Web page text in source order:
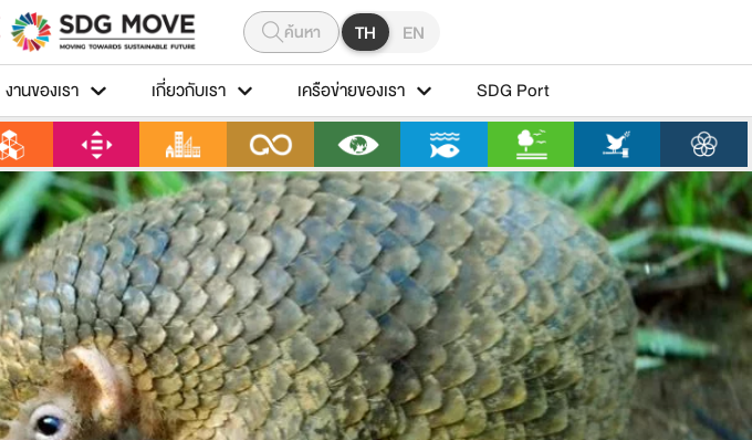
ค้นหา TH EN
งานของเรา เกี่ยวกับเรา เครือข่ายของเรา SDG Port